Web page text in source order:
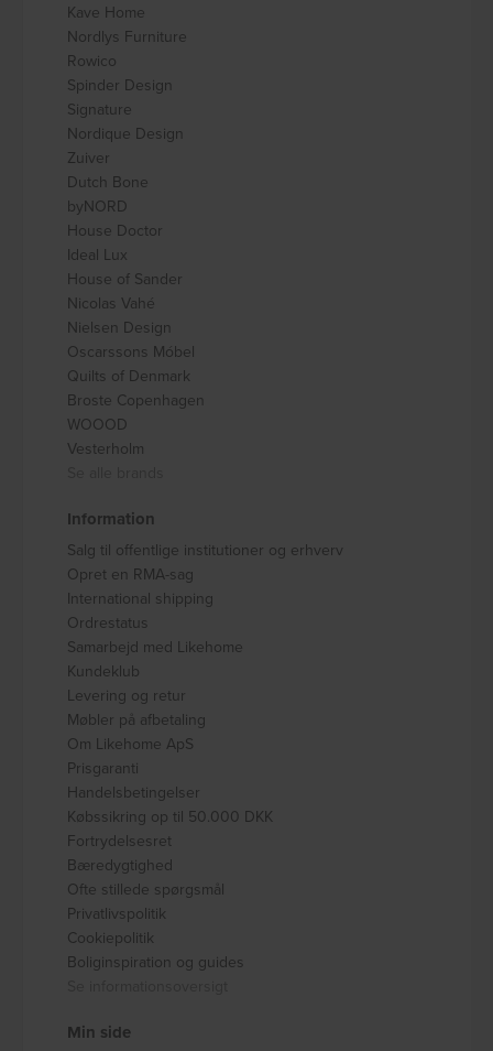
Kave Home
Nordlys Furniture
Rowico
Spinder Design
Signature
Nordique Design
Zuiver
Dutch Bone
byNORD
House Doctor
Ideal Lux
House of Sander
Nicolas Vahé
Nielsen Design
Oscarssons Móbel
Quilts of Denmark
Broste Copenhagen
WOOOD
Vesterholm
Information
Salg til offentlige institutioner og erhverv
Opret en RMA-sag
International shipping
Ordrestatus
Samarbejd med Likehome
Kundeklub
Levering og retur
Møbler på afbetaling
Om Likehome ApS
Prisgaranti
Handelsbetingelser
Købssikring op til 50.000 DKK
Fortrydelsesret
Bæredygtighed
Ofte stillede spørgsmål
Privatlivspolitik
Cookiepolitik
Boliginspiration og guides
Min side